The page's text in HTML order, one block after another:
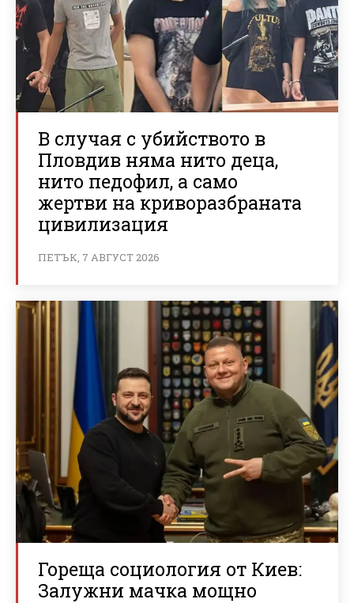
В случая с убийството в
Пловдив няма нито деца,
нито педофил, а само
жертви на криворазбраната
цивилизация
ПЕТЪК, 7 АВГУСТ 2026
Гореща социология от Киев:
Залужни мачка мощно